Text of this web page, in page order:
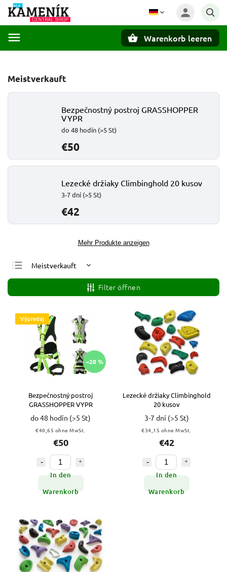
Warenkorb leeren
Meistverkauft
Bezpečnostný postroj GRASSHOPPER
VYPR
do 48 hodín (>5 St)
€50
Lezecké držiaky Climbinghold 20 kusov
3-7 dní (>5 St)
€42
Mehr Produkte anzeigen
Meistverkauft
Günstigste
Teuerste
Alphabetisch
Filter öffnen
Výpredaj
–20 %
Bezpečnostný postroj
GRASSHOPPER VYPR
do 48 hodín (>5 St)
€40,65 ohne MwSt.
€50
In den
Warenkorb
Lezecké držiaky Climbinghold
20 kusov
3-7 dní (>5 St)
€34,15 ohne MwSt.
€42
In den
Warenkorb